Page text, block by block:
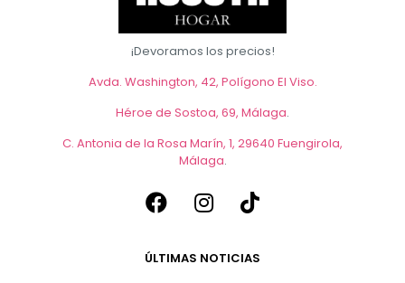
¡Devoramos los precios!
Avda. Washington, 42, Polígono El Viso.
Héroe de Sostoa, 69, Málaga.
C. Antonia de la Rosa Marín, 1, 29640 Fuengirola,
Málaga.
ÚLTIMAS NOTICIAS